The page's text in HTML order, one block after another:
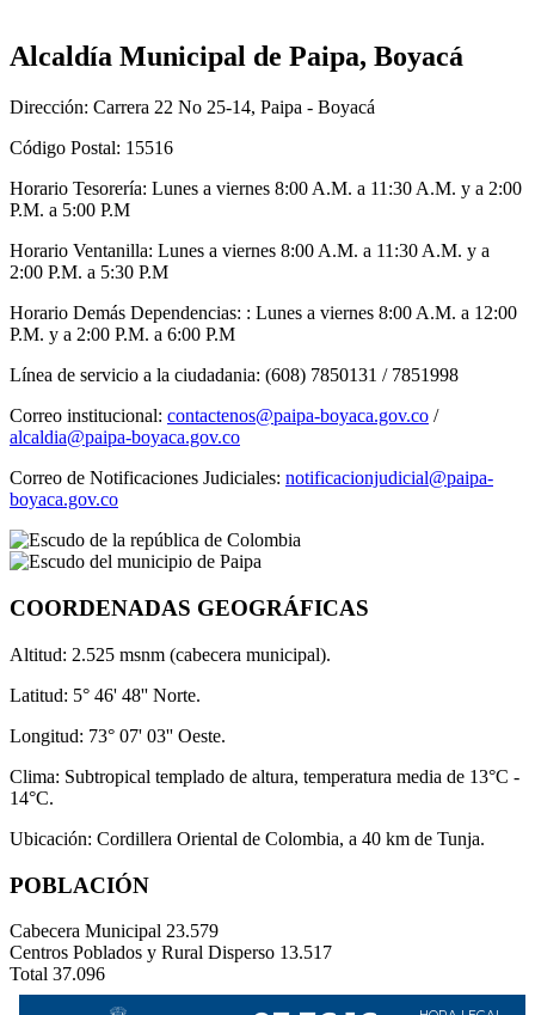
Alcaldía Municipal de Paipa, Boyacá
Dirección: Carrera 22 No 25-14, Paipa - Boyacá
Código Postal: 15516
Horario Tesorería: Lunes a viernes 8:00 A.M. a 11:30 A.M. y a 2:00
P.M. a 5:00 P.M
Horario Ventanilla: Lunes a viernes 8:00 A.M. a 11:30 A.M. y a
2:00 P.M. a 5:30 P.M
Horario Demás Dependencias: : Lunes a viernes 8:00 A.M. a 12:00
P.M. y a 2:00 P.M. a 6:00 P.M
Línea de servicio a la ciudadania: (608) 7850131 / 7851998
Correo institucional: contactenos@paipa-boyaca.gov.co /
alcaldia@paipa-boyaca.gov.co
Correo de Notificaciones Judiciales: notificacionjudicial@paipa-
boyaca.gov.co
COORDENADAS GEOGRÁFICAS
Altitud: 2.525 msnm (cabecera municipal).
Latitud: 5° 46' 48'' Norte.
Longitud: 73° 07' 03'' Oeste.
Clima: Subtropical templado de altura, temperatura media de 13°C -
14°C.
Ubicación: Cordillera Oriental de Colombia, a 40 km de Tunja.
POBLACIÓN
Cabecera Municipal 23.579
Centros Poblados y Rural Disperso 13.517
Total 37.096